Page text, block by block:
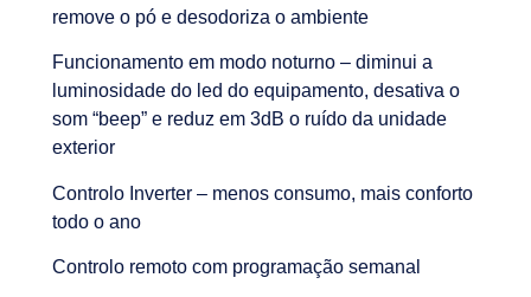
remove o pó e desodoriza o ambiente
Funcionamento em modo noturno – diminui a
luminosidade do led do equipamento, desativa o
som “beep” e reduz em 3dB o ruído da unidade
exterior
Controlo Inverter – menos consumo, mais conforto
todo o ano
Controlo remoto com programação semanal